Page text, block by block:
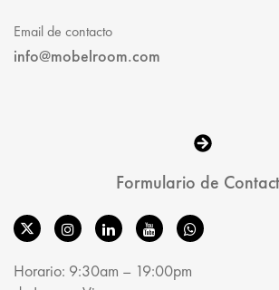
Email de contacto
info@mobelroom.com
Formulario de
Horario: 9:30am – 19:00pm